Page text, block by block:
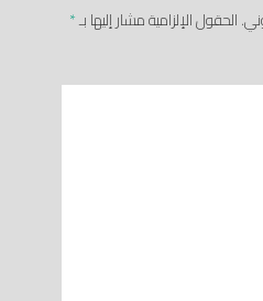
الحقول الإلزامية مشار إليها بـ*